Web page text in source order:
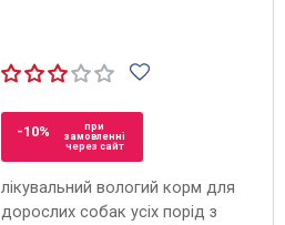
-10%
при
замовленні
через сайт
лікувальний вологий корм для
дорослих собак усіх порід з